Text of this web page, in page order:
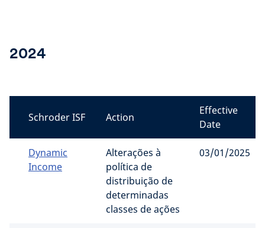
2024
Schroder ISF Action
Effective
Date
Dynamic
Income
Alterações à
política de
distribuição de
determinadas
classes de ações
03/01/2025